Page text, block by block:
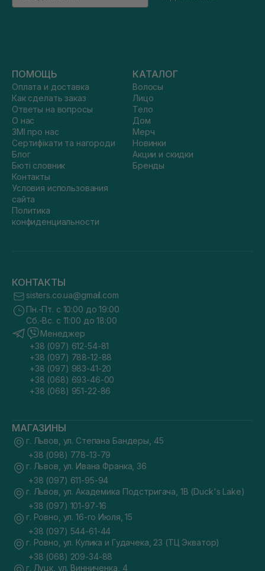
ПОМОЩЬ
Оплата и доставка
Как сделать заказ
Ответы на вопросы
О нас
ЗМІ про нас
Сертифікати та нагороди
Блог
Бюті словник
Контакты
Условия использования
сайта
Политика
конфиденциальности
КАТАЛОГ
Волосы
Лицо
Тело
Дом
Мерч
Новинки
Акции и скидки
Бренды
КОНТАКТЫ
sisters.co.ua@gmail.com
Пн.-Пт. с 10:00 до 19:00
Сб.-Вс. с 11:00 до 18:00
Менеджер
+38 (097) 612-54-81
+38 (097) 788-12-88
+38 (097) 983-41-20
+38 (068) 693-46-00
+38 (068) 951-22-86
МАГАЗИНЫ
г. Львов, ул. Степана Бандеры, 45
+38 (098) 778-13-79
г. Львов, ул. Ивана Франка, 36
+38 (097) 611-95-94
г. Львов, ул. Академика Подстригача, 1В (Duck's Lake)
+38 (097) 101-97-16
г. Ровно, ул. 16-го Июля, 15
+38 (097) 544-61-44
г. Ровно, ул. Кулика и Гудачека, 23 (ТЦ Экватор)
+38 (068) 209-34-88
г. Луцк, ул. Винниченка, 4